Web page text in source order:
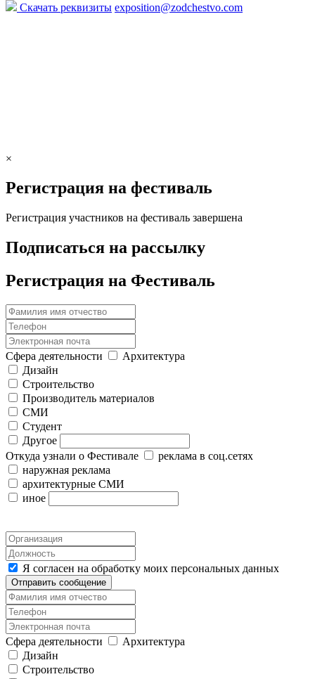
Скачать реквизиты exposition@zodchestvo.com
×
Регистрация на фестиваль
Регистрация участников на фестиваль завершена
Подписаться на рассылку
Регистрация на Фестиваль
Сфера деятельности
Архитектура
Дизайн
Строительство
Производитель материалов
СМИ
Студент
Другое
Откуда узнали о Фестивале
реклама в соц.сетях
наружная реклама
архитектурные СМИ
иное
Я согласен на обработку моих персональных данных
Отправить сообщение
Сфера деятельности
Архитектура
Дизайн
Строительство